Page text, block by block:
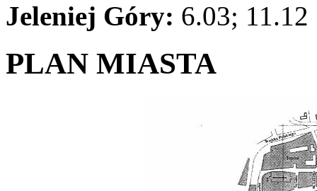
Jeleniej Góry: 6.03; 11.12
PLAN MIASTA